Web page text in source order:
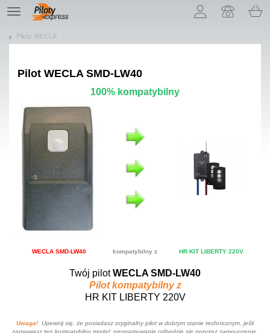
TE
navigation
Piloty WECLA
Pilot WECLA SMD-LW40
100% kompatybilny
WECLA SMD-LW40 kompatybilny z HR KIT LIBERTY 220V
Twój pilotWECLA SMD-LW40
Pilot kompatybilny z
HR KIT LIBERTY 220V
Uwaga! Upewnij się, że posiadasz oryginalny pilot w dobrym stanie technicznym, jeśli
zamawiasz ten kompatybilny model: programowanie odbędzie się poprzez samouczenie.
Pozwól, że przedstawimy nasze ciasteczka!